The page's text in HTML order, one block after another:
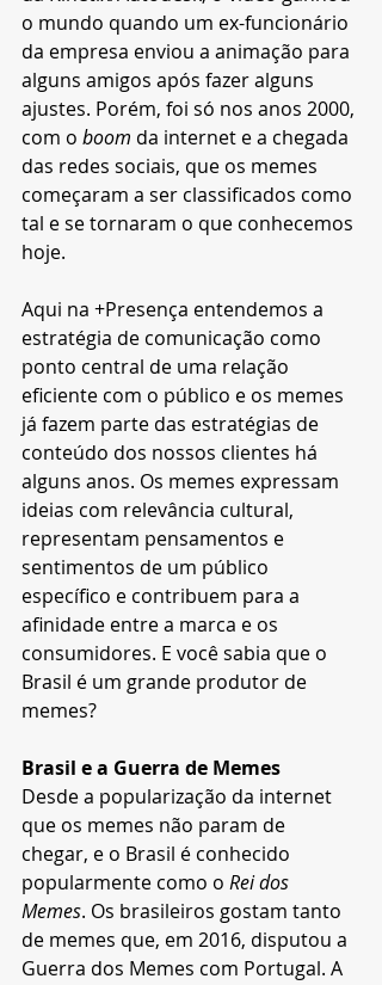
o mundo quando um ex-funcionário
da empresa enviou a animação para
alguns amigos após fazer alguns
ajustes. Porém, foi só nos anos 2000,
com o boom da internet e a chegada
das redes sociais, que os memes
começaram a ser classificados como
tal e se tornaram o que conhecemos
hoje.
Aqui na +Presença entendemos a
estratégia de comunicação como
ponto central de uma relação
eficiente com o público e os memes
já fazem parte das estratégias de
conteúdo dos nossos clientes há
alguns anos. Os memes expressam
ideias com relevância cultural,
representam pensamentos e
sentimentos de um público
específico e contribuem para a
afinidade entre a marca e os
consumidores. E você sabia que o
Brasil é um grande produtor de
memes?
Brasil e a Guerra de Memes
Desde a popularização da internet
que os memes não param de
chegar, e o Brasil é conhecido
popularmente como o Rei dos
Memes. Os brasileiros gostam tanto
de memes que, em 2016, disputou a
Guerra dos Memes com Portugal. A